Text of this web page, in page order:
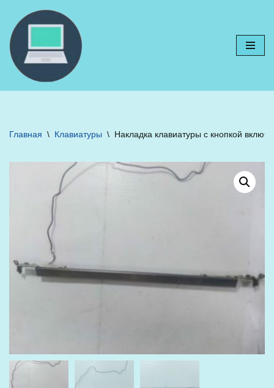
Перейти
к
содержимому
Главная \ Клавиатуры \ Накладка клавиатуры с кнопкой